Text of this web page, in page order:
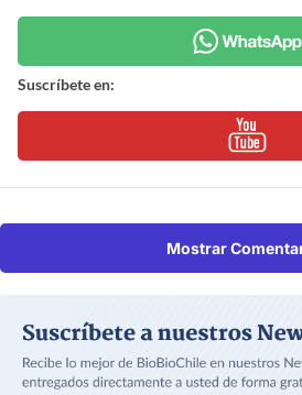
Suscríbete en:
Mostrar